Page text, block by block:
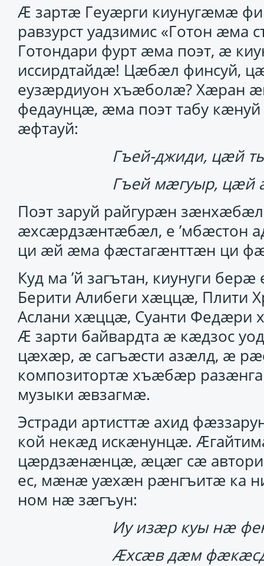
Ӕ зартӕ Геуӕрги киунугӕмӕ
равзурст уадзимис «Готон ӕма
Готондари фурт ӕма поэт, ӕ
иссирдтайдӕ! Цӕбӕл финсуй,
еузӕрдиуон хъӕболӕ? Хӕран
федаунцӕ, ӕма поэт табу
ӕфтауй:
Гъей-джиди, цӕй
Гъей мӕгуыр, цӕй
Поэт заруй райгурӕн
ӕхсӕрдзӕнтӕбӕл, е ’мбӕстон
ци ӕй ӕма фӕстагӕнттӕн ци
Куд ма ’й загътан, киунуги
Берити Алибеги хӕццӕ, Плити
Аслани хӕццӕ, Суанти Федӕри
Ӕ зарти байвардта ӕ кӕдзос
цӕхӕр, ӕ сагъӕсти азӕлд, ӕ
композитортӕ хъӕбӕр
музыки ӕвзагмӕ.
Эстради артисттӕ ахид
кой некӕд искӕнунцӕ.
цӕрдзӕнӕнцӕ, ӕцӕг сӕ
ес, мӕнӕ уӕхӕн рӕнгъитӕ ка
ном нӕ зӕгъун:
Иу изӕр куы нӕ
Ӕхсӕв дӕм